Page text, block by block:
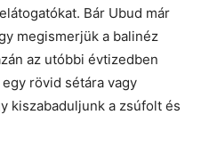
Bár Ubud már
megismerjük a balinéz
az utóbbi évtizedben
rövid sétára vagy
kiszabaduljunk a zsúfolt és